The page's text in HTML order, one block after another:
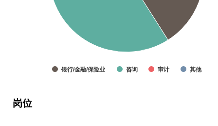
银行/金融/保险业 咨询 审计 其他
岗位